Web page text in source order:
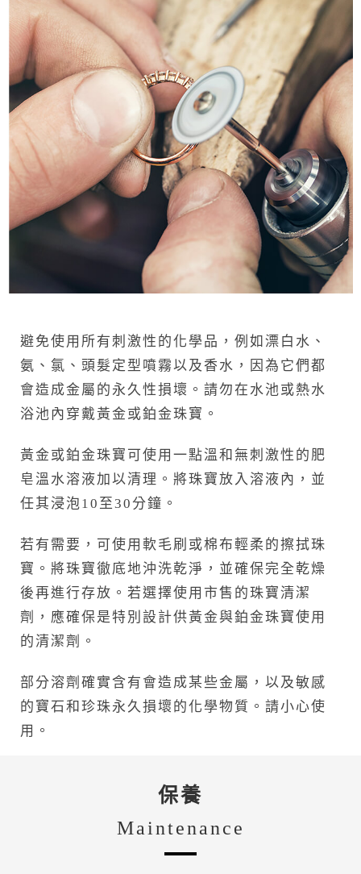
避免使用所有刺激性的化學品，例如漂白水、
氨、氯、頭髮定型噴霧以及香水，因為它們都
會造成金屬的永久性損壞。請勿在水池或熱水
浴池內穿戴黃金或鉑金珠寶。
黃金或鉑金珠寶可使用一點溫和無刺激性的肥
皂溫水溶液加以清理。將珠寶放入溶液內，並
任其浸泡10至30分鐘。
若有需要，可使用軟毛刷或棉布輕柔的擦拭珠
寶。將珠寶徹底地沖洗乾淨，並確保完全乾燥
後再進行存放。若選擇使用市售的珠寶清潔
劑，應確保是特別設計供黃金與鉑金珠寶使用
的清潔劑。
部分溶劑確實含有會造成某些金屬，以及敏感
的寶石和珍珠永久損壞的化學物質。請小心使
用。
保養
Maintenance